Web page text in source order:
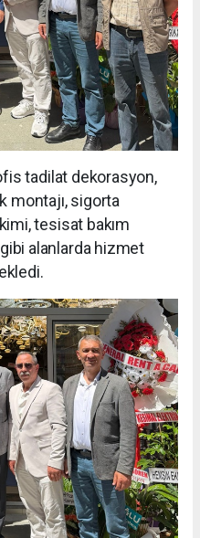
tadilat dekorasyon,
montajı, sigorta
tesisat bakım
alanlarda hizmet